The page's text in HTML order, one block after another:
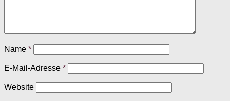
Name *
E-Mail-Adresse *
Website